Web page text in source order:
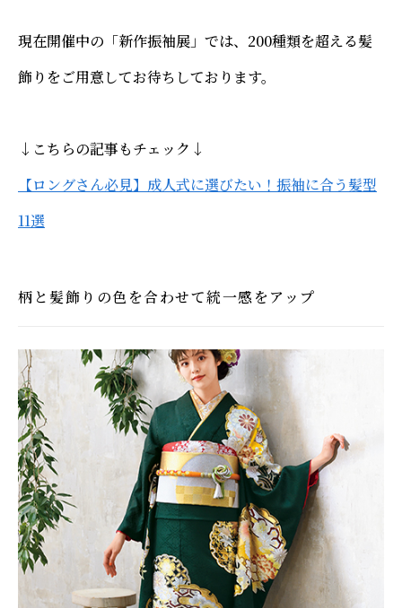
現在開催中の「新作振袖展」では、200種類を超える髪
飾りをご用意してお待ちしております。
↓こちらの記事もチェック↓
【ロングさん必見】成人式に選びたい！振袖に合う髪型
11選
柄と髪飾りの色を合わせて統一感をアップ